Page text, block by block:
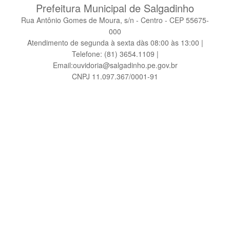
Prefeitura Municipal de Salgadinho
Rua Antônio Gomes de Moura, s/n - Centro - CEP 55675-
000
Atendimento de segunda à sexta dàs 08:00 às 13:00 |
Telefone: (81) 3654.1109 |
Email:ouvidoria@salgadinho.pe.gov.br
CNPJ 11.097.367/0001-91